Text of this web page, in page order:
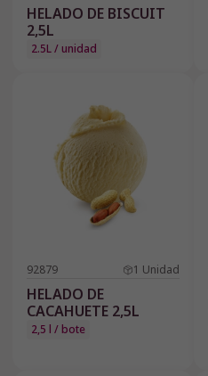
HELADO DE BISCUIT
2,5L
2.5L / unidad
92879 1 Unidad
HELADO DE
CACAHUETE 2,5L
2,5 l / bote